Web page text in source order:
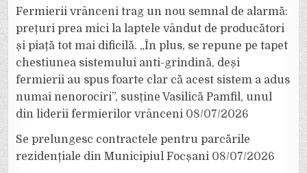
Fermierii vrânceni trag un nou semnal de alarmă:
prețuri prea mici la laptele vândut de producători
și piață tot mai dificilă. „În plus, se repune pe tapet
chestiunea sistemului anti-grindină, deși
fermierii au spus foarte clar că acest sistem a adus
numai nenorociri”, susține Vasilică Pamfil, unul
din liderii fermierilor vrânceni 08/07/2026
Se prelungesc contractele pentru parcările
rezidențiale din Municipiul Focșani 08/07/2026